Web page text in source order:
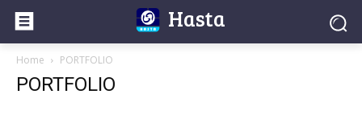
Hasta
Home PORTFOLIO
PORTFOLIO